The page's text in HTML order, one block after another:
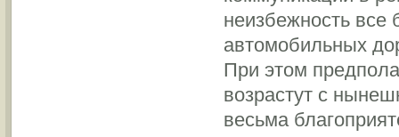
неизбежность все
автомобильных
При этом
возрастут с
весьма